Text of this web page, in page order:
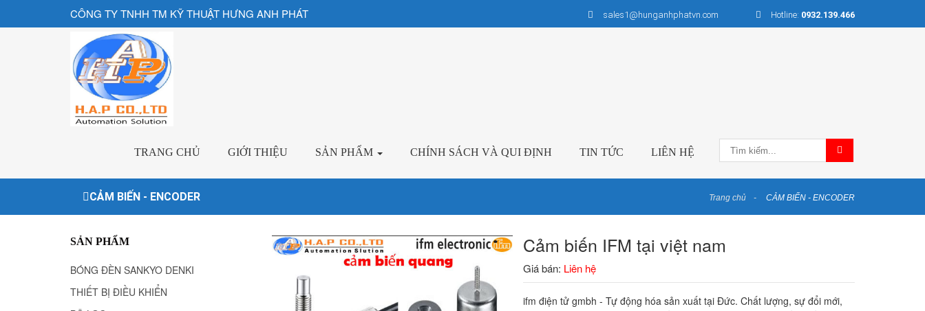
CÔNG TY TNHH TM KỸ THUẬT HƯNG ANH PHÁT sales1@hunganhphatvn.com Hotline: 0932.139.466
TRANG CHỦ GIỚI THIỆU SẢN PHẨM CHÍNH SÁCH VÀ QUI ĐỊNH TIN TỨC LIÊN HỆ
CẢM BIẾN - ENCODER Trang chủ CẢM BIẾN - ENCODER
Cảm biến IFM tại việt nam
Giá bán: Liên hệ
ifm điện tử gmbh - Tự động hóa sản xuất tại Đức. Chất lượng, sự đổi mới,
SẢN PHẨM
BÓNG ĐÈN SANKYO DENKI
THIẾT BỊ ĐIỀU KHIỂN